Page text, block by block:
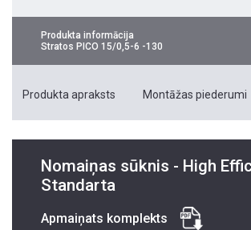
Produkta informācija
Stratos PICO 15/0,5-6 -130
Produkta apraksts Montāžas piederumi
Nomaiņas sūknis - High
Standarta
Apmaiņats komplekts